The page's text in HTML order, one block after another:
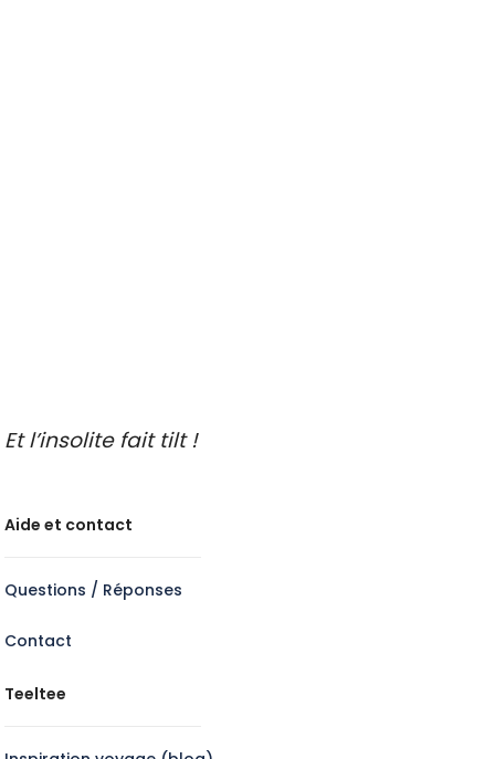
Et l’insolite fait tilt !
Aide et contact
Questions / Réponses
Contact
Teeltee